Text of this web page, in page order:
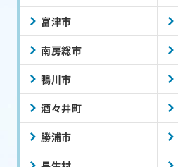
富津市
南房総市
鴨川市
酒々井町
勝浦市